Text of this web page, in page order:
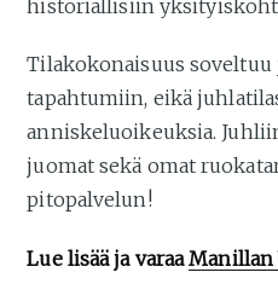
historiallisiin
Tilakokonaisuus soveltuu
tapahtumiin, eikä
anniskeluoikeuksia.
juomat sekä omat
pitopalvelun!
Lue lisää ja varaaManillan